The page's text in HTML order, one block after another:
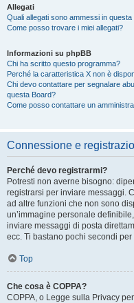
Allegati
Quali allegati sono ammessi in questa
Come posso trovare i miei allegati?
Informazioni su phpBB
Chi ha scritto questo programma?
Perché la caratteristica X non è
Chi devo contattare per segnalare
questa Board?
Come posso contattare un
Connessione e
Perché devo registrarmi?
Potresti non averne bisogno:
registrarsi per inviare messaggi.
ad altre funzioni che non sono
un’immagine personale
inviare messaggi di posta
ecc. Ti bastano pochi secondi
Top
Che cosa è COPPA?
COPPA, o Legge sulla Privacy